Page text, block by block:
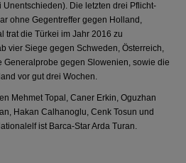
Die letzten drei Pflicht-
ohne Gegentreffer gegen Holland,
trat die Türkei im Jahr 2016 zu
vier Siege gegen Schweden, Österreich,
Generalprobe gegen Slowenien, sowie die
vor gut drei Wochen.
Mehmet Topal, Caner Erkin, Oguzhan
Hakan Calhanoglu, Cenk Tosun und
ist Barca-Star Arda Turan.